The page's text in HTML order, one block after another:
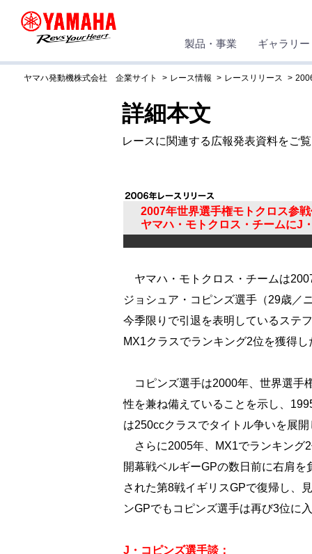
製品・事業 ギャラリー
ヤマハ発動機株式会社 企業サイト レース情報 レースリリース
詳細本文
レースに関連する広報発表資料をご
2007年世界選手権モトクロス参
ヤマハ・モトクロス・チームにJ
ヤマハ・モトクロス・チームは
ジョシュア・コピンズ選手（29歳／
今季限りで引退を表明しているステ
MX1クラスでランキング2位を獲得
コピンズ選手は2000年、世界選手
性を兼ね備えていることを示し、
は250ccクラスでタイトル争いを展
さらに2005年、MX1でランキング
開幕戦ベルギーGPの数日前に右肩
された第8戦イギリスGPで復帰し、
ンGPでもコピンズ選手は再び3位に
J・コピンズ選手談：